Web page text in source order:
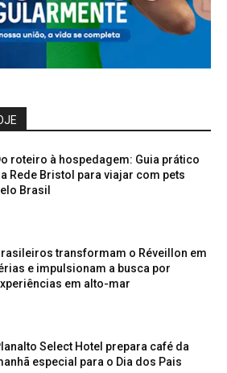
roteiro à hospedagem: Guia prático
Rede Bristol para viajar com pets
Brasil
transformam o Réveillon em
e impulsionam a busca por
em alto-mar
Select Hotel prepara café da
especial para o Dia dos Pais